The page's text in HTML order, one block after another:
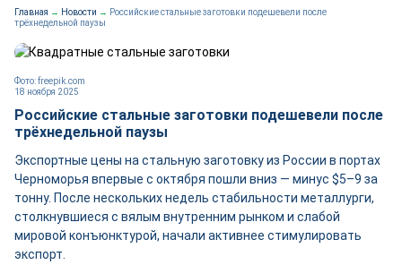
Главная → Новости → Российские стальные заготовки подешевели после
трёхнедельной паузы
18 ноября 2025
Фото: freepik.com
Российские стальные заготовки подешевели после
трёхнедельной паузы
Экспортные цены на стальную заготовку из России в портах
Черноморья впервые с октября пошли вниз — минус $5–9 за
тонну. После нескольких недель стабильности металлурги,
столкнувшиеся с вялым внутренним рынком и слабой
мировой конъюнктурой, начали активнее стимулировать
экспорт.